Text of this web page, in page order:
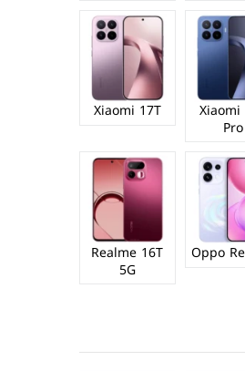
Xiaomi
Pro
Xiaomi 17T
Oppo
Realme 16T
5G